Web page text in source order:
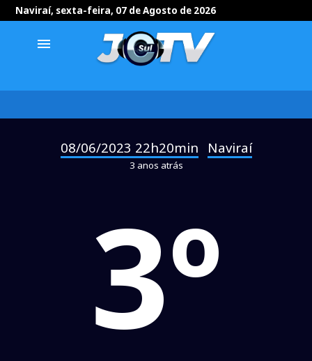
Naviraí, sexta-feira, 07 de Agosto de 2026
menu
08/06/2023 22h20min Naviraí
3 anos atrás
3º